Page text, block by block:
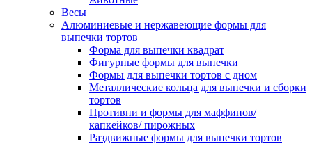
Весы
Алюминиевые и нержавеющие формы для
выпечки тортов
Форма для выпечки квадрат
Фигурные формы для выпечки
Формы для выпечки тортов с дном
Металлические кольца для выпечки и сборки
тортов
Противни и формы для маффинов/
капкейков/ пирожных
Раздвижные формы для выпечки тортов